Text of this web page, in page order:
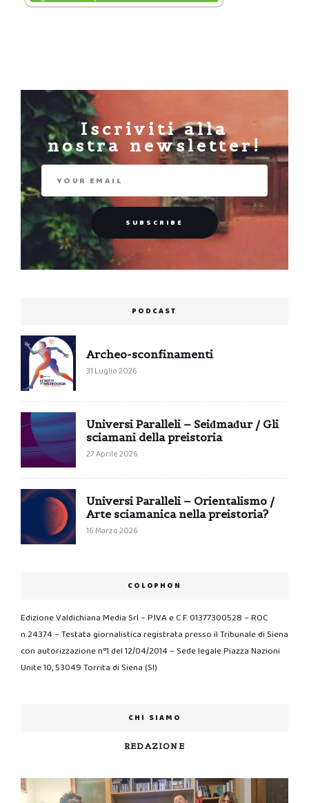
Iscriviti alla
nostra newsletter!
PODCAST
Archeo-sconfinamenti
31 Luglio 2026
Universi Paralleli – Seiđmađur / Gli
sciamani della preistoria
27 Aprile 2026
Universi Paralleli – Orientalismo /
Arte sciamanica nella preistoria?
16 Marzo 2026
COLOPHON
Edizione Valdichiana Media Srl – P.IVA e C.F. 01377300528 – ROC
n.24374 – Testata giornalistica registrata presso il Tribunale di Siena
con autorizzazione n°1 del 12/04/2014 – Sede legale Piazza Nazioni
Unite 10, 53049 Torrita di Siena (SI)
CHI SIAMO
REDAZIONE